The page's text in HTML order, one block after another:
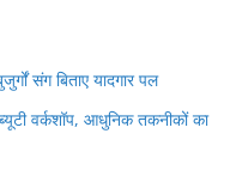
संग बिताए यादगार पल
वर्कशॉप, आधुनिक तकनीकों का